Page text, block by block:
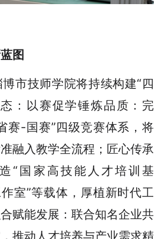
图
市技师学院将持续构建“四
：以赛促学锤炼品质：完
赛-国赛”四级竞赛体系，将
融入教学全流程；匠心传承
“国家高技能人才培训基
室”等载体，厚植新时代工
赋能发展：联合知名企业共
推动人才培养与产业需求精